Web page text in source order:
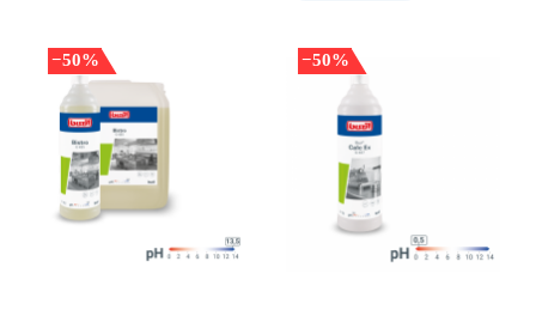
−50% −50%